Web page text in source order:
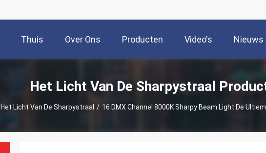
Thuis Over Ons Producten Video's Nieuws
Het Licht Van De Sharpystraal
Het Licht Van De Sharpystraal / 16 DMX Channel 8000K Sharpy Beam Light De